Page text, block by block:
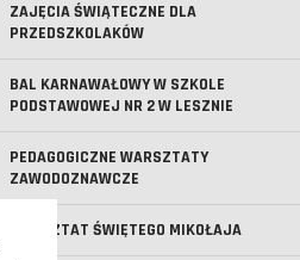
ZAJĘCIA ŚWIĄTECZNE DLA
PRZEDSZKOLAKÓW
BAL KARNAWAŁOWY W SZKOLE
PODSTAWOWEJ NR 2 W LESZNIE
PEDAGOGICZNE WARSZTATY
ZAWODOZNAWCZE
WARSZTAT ŚWIĘTEGO MIKOŁAJA